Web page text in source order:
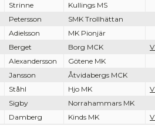
Strinne
Kullings MS
Petersson
SMK Trollhättan
Adielsson
MK Pionjär
Berget Borg MCK
Alexandersson
Götene MK
Jansson
Åtvidabergs MCK
Ståhl Hjo MK
Sigby
Norrahammars MK
Damberg Kinds MK